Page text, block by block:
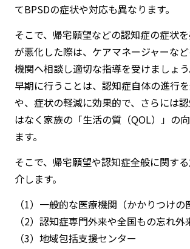
てBPSDの症状や対応も異なります。
そこで、帰宅願望などの認知症の症状
が悪化した際は、ケアマネージャーな
機関へ相談し適切な指導を受けましょ
早期に行うことは、認知症自体の進行
や、症状の軽減に効果的で、さらには
はなく家族の「生活の質（QOL）」の
ます。
そこで、帰宅願望や認知症全般に関す
介します。
（1）一般的な医療機関（かかりつけの
（2）認知症専門外来や全国もの忘れ外
（3）地域包括支援センター